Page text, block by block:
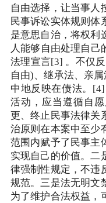
自由选择，让当事人
民事诉讼实体规则体
是意思自治，将权利
人能够自由处理自己
法理宣言[3] 。不仅
自由)、继承法、亲
中地反映在债法。
活动，应当遵循自
更、终止民事法律关
治原则在本案中至少
范围内赋予了民事主
实现自己的价值。二
律强制性规定，不违
规范。三是法无明文
为了维护合法权益，